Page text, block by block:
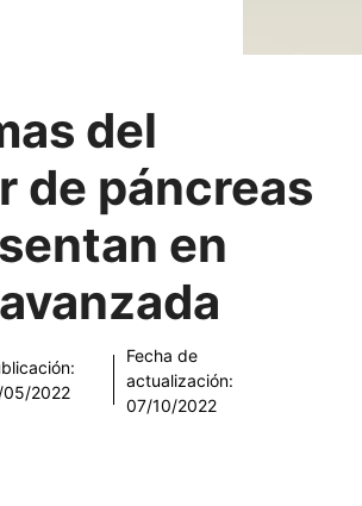
del
de páncreas
en
05/2022
Fecha de
actualización:
07/10/2022